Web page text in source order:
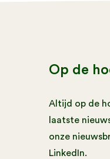
Op de
Altijd op de
laatste
onze
LinkedIn.